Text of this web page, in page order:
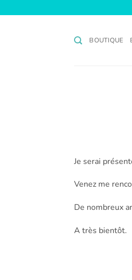
au
BOUTIQUE
Je serai
Venez me
De nombreux
A très bientôt.